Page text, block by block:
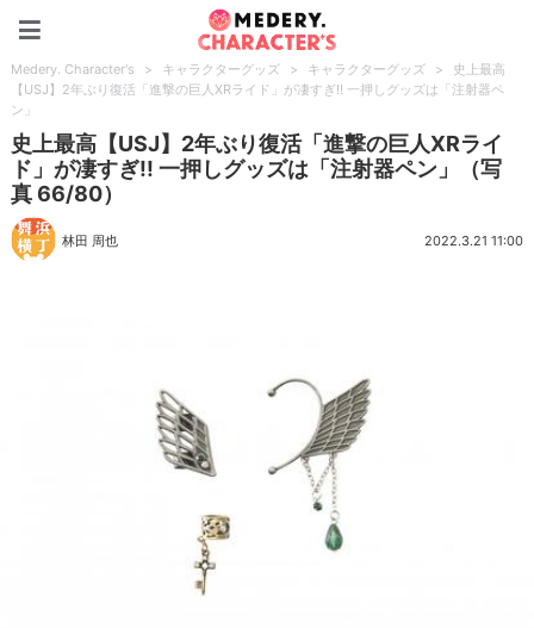
Medery. Character's > キャラクターグッズ > キャラクターグッズ >
史上最高
【USJ】2年ぶり復活「進撃の巨人XRライド」が凄すぎ!! 一押しグッズは「注射器ペ
ン」
史上最高【USJ】2年ぶり復活「進撃の巨人XRライ
ド」が凄すぎ!! 一押しグッズは「注射器ペン」（写
真 66/80）
林田 周也 2022.3.21 11:00